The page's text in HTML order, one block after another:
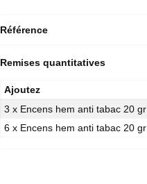
Référence
Remises quantitatives
Ajoutez
3 x Encens hem anti tabac 20 gr
6 x Encens hem anti tabac 20 gr